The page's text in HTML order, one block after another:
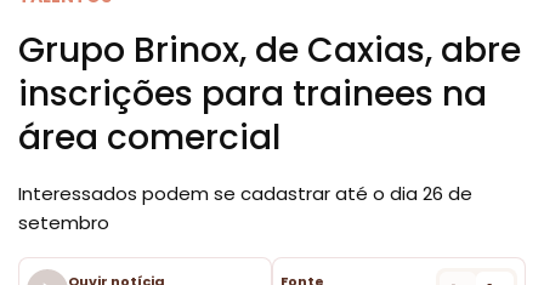
Grupo Brinox, de Caxias, abre
inscrições para trainees na
área comercial
Interessados podem se cadastrar até o dia 26 de
setembro